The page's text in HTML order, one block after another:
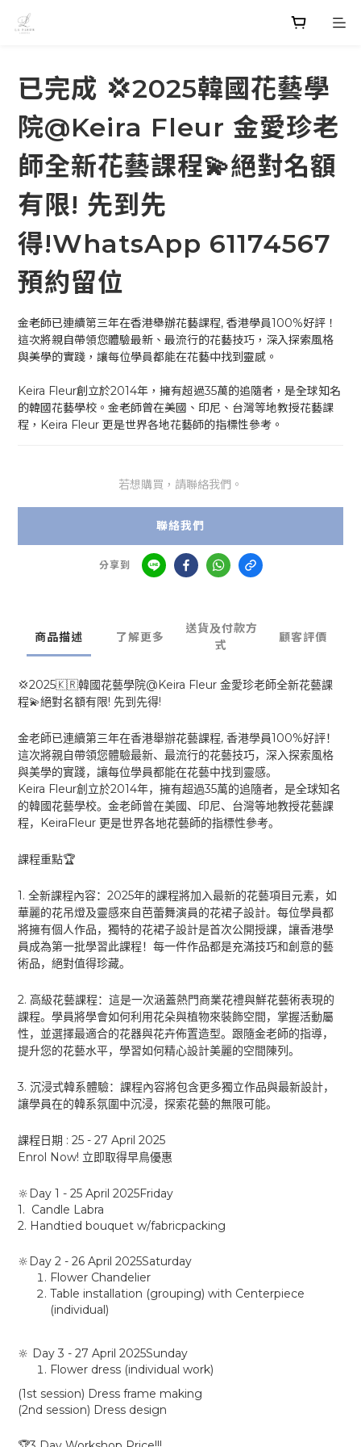
已完成 💢2025韓國花藝學
院@Keira Fleur 金愛珍老
師全新花藝課程💫絕對名額
有限! 先到先
得!WhatsApp 61174567
預約留位
金老師已連續第三年在香港舉辦花藝課程, 香港學員100%好評！
這次將親自帶領您體驗最新、最流行的花藝技巧，深入探索風格
與美學的實踐，讓每位學員都能在花藝中找到靈感。
Keira Fleur創立於2014年，擁有超過35萬的追隨者，是全球知名
的韓國花藝學校。金老師曾在美國、印尼、台灣等地教授花藝課
程，Keira Fleur 更是世界各地花藝師的指標性參考。
若想購買，請聯絡我們。
聯絡我們
分享到
商品描述 了解更多
送貨及付款方
式
顧客評價
💢2025🇰🇷韓國花藝學院@Keira Fleur 金愛珍老師全新花藝課
程💫絕對名額有限! 先到先得!
金老師已連續第三年在香港舉辦花藝課程, 香港學員100%好評！
這次將親自帶領您體驗最新、最流行的花藝技巧，深入探索風格
與美學的實踐，讓每位學員都能在花藝中找到靈感。
Keira Fleur創立於2014年，擁有超過35萬的追隨者，是全球知名
的韓國花藝學校。金老師曾在美國、印尼、台灣等地教授花藝課
程，
KeiraFleur 更是世界各地花藝師的指標性參考。
課程重點🏆
1. 全新課程內容： 2025年的課程將加入最新的花藝項目元素，如
華麗的花吊燈及靈感來自芭蕾舞演員的花裙子設計。每位學員都
將擁有個人作品，獨特的花裙子設計是首次公開授課，讓香港學
員成為第一批學習此課程！每一件作品都是充滿技巧和創意的藝
術品，絕對值得珍藏。
2. 高級花藝課程：這是一次涵蓋熱門商業花禮與鮮花藝術表現的
課程。學員將學會如何利用花朵與植物來裝飾空間，掌握活動屬
性，並選擇最適合的花器與花卉佈置造型。跟隨金老師的指導，
提升您的花藝水平，學習如何精心設計美麗的空間陳列。
3. 沉浸式韓系體驗：課程內容將包含更多獨立作品與最新設計，
讓學員在的韓系氛圍中沉浸，探索花藝的無限可能。
課程日期 : 25 - 27 April 2025
Enrol Now! 立即取得早鳥優惠
🔆 Day 1 - 25 April 2025Friday
1. Candle Labra
2. Handtied bouquet w/fabricpacking
🔆 Day 2 - 26 April 2025Saturday
Flower Chandelier
Table installation (grouping) with Centerpiece
(individual)
🔆 Day 3 - 27 April 2025Sunday
Flower dress (individual work)
(1st session) Dress frame making
(2nd session) Dress design